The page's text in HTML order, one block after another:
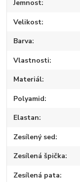
Jemnost
Velikost
Barva
Vlastnosti
Materiál
Polyamid
Elastan
Zesílený sed
Zesílená špička
Zesílená pata